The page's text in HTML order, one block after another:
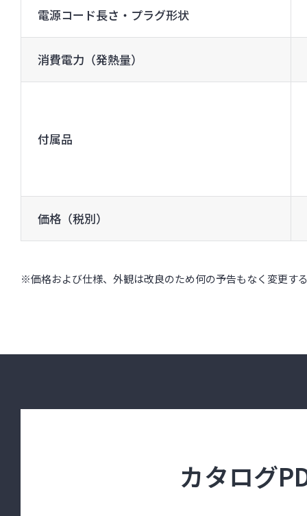
電源コード長さ・プラグ形状
消費電力（発熱量）
付属品
価格（税別）
※価格および仕様、外観は改良のため何の予告もなく変更す
カタログ